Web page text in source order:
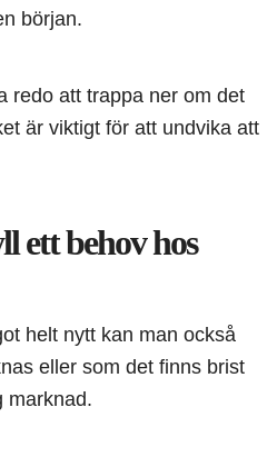
början.
redo att trappa ner om det
är viktigt för att undvika att
ett behov hos
helt nytt kan man också
eller som det finns brist
marknad.